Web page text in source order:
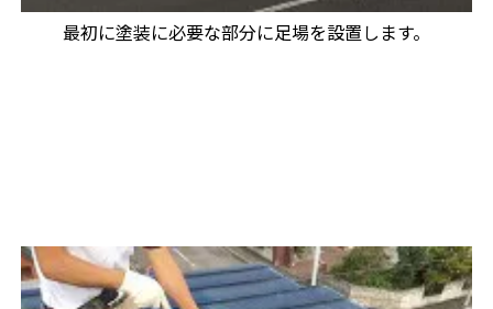
最初に塗装に必要な部分に足場を設置します。